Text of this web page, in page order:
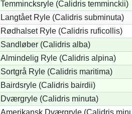
Temmincksryle (Calidris temminckii)
Langtået Ryle (Calidris subminuta)
Rødhalset Ryle (Calidris ruficollis)
Sandløber (Calidris alba)
Almindelig Ryle (Calidris alpina)
Sortgrå Ryle (Calidris maritima)
Bairdsryle (Calidris bairdii)
Dværgryle (Calidris minuta)
Amerikansk Dværgryle (Calidris